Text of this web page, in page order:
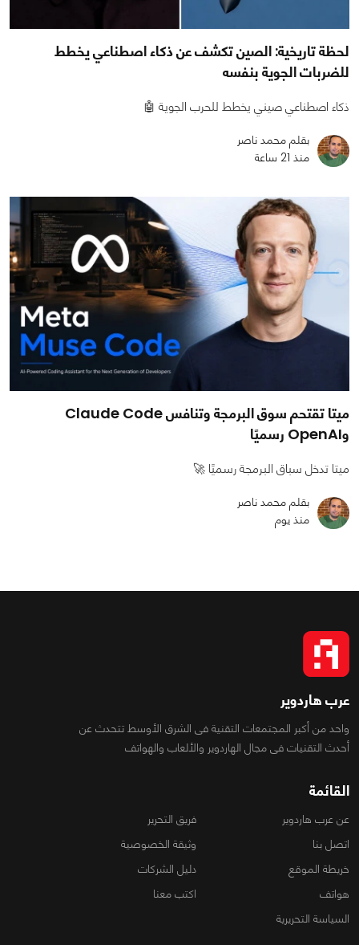
لحظة تاريخية: الصين تكشف عن ذكاء اصطناعي يخطط
للضربات الجوية بنفسه
ذكاء اصطناعي صيني يخطط للحرب الجوية 🤖
بقلم محمد ناصر
منذ 21 ساعة
ميتا تقتحم سوق البرمجة وتنافس Claude Code
وOpenAI رسميًا
ميتا تدخل سباق البرمجة رسميًا 🚀
بقلم محمد ناصر
منذ يوم
عرب هاردوير
واحد من أكبر المجتمعات التقنية فى الشرق الأوسط تتحدث عن
أحدث التقنيات فى مجال الهاردوير والألعاب والهواتف
القائمة
عن عرب هاردوير
فريق التحرير
اتصل بنا
وثيقة الخصوصية
خريطة الموقع
دليل الشركات
هواتف
اكتب معنا
السياسة التحريرية